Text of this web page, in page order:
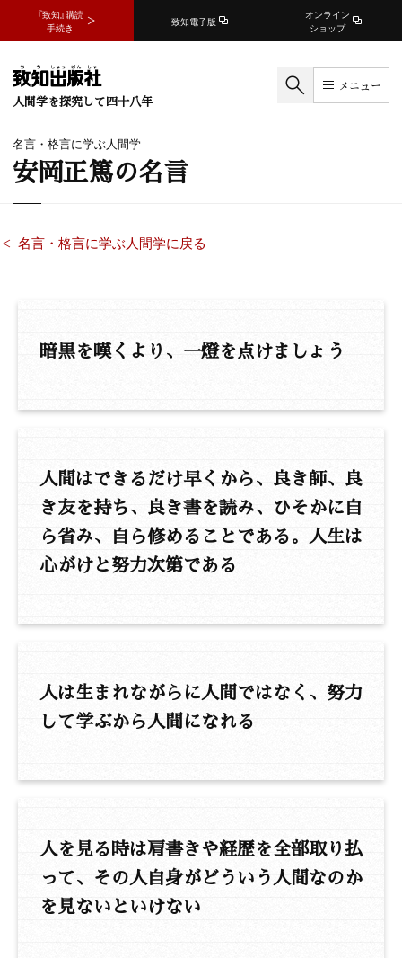
『致知』購読
手続き
致知電子版
オンライン
ショップ
人間学を探究して四十八年
メニュー
名言・格言に学ぶ人間学
安岡正篤の名言
名言・格言に学ぶ人間学に戻る
暗黒を嘆くより、一燈を点けましょう
人間はできるだけ早くから、良き師、良
き友を持ち、良き書を読み、ひそかに自
ら省み、自ら修めることである。人生は
心がけと努力次第である
人は生まれながらに人間ではなく、努力
して学ぶから人間になれる
人を見る時は肩書きや経歴を全部取り払
って、その人自身がどういう人間なのか
を見ないといけない